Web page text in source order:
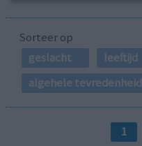
Sorteer op
geslacht
leeftijd
algehele tevredenheid
1